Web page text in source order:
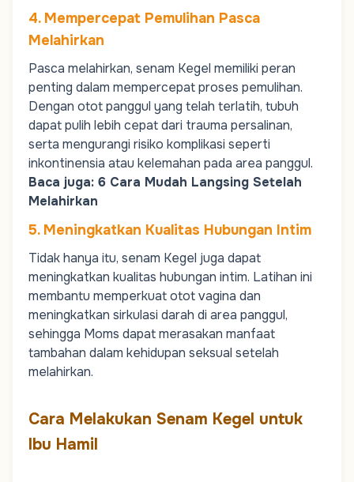
4. Mempercepat Pemulihan Pasca
Melahirkan
Pasca melahirkan, senam Kegel memiliki peran
penting dalam mempercepat proses pemulihan.
Dengan otot panggul yang telah terlatih, tubuh
dapat pulih lebih cepat dari trauma persalinan,
serta mengurangi risiko komplikasi seperti
inkontinensia atau kelemahan pada area panggul.
Baca juga: 6 Cara Mudah Langsing Setelah
Melahirkan
5. Meningkatkan Kualitas Hubungan Intim
Tidak hanya itu, senam Kegel juga dapat
meningkatkan kualitas hubungan intim. Latihan ini
membantu memperkuat otot vagina dan
meningkatkan sirkulasi darah di area panggul,
sehingga Moms dapat merasakan manfaat
tambahan dalam kehidupan seksual setelah
melahirkan.
Cara Melakukan Senam Kegel untuk
Ibu Hamil